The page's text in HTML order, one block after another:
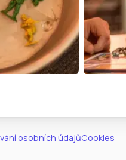
osobních údajůCookies